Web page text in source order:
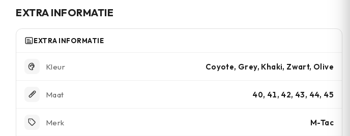
EXTRA INFORMATIE
EXTRA INFORMATIE
Kleur Coyote, Grey, Khaki, Zwart, Olive
Maat 40, 41, 42, 43, 44, 45
Merk M-Tac